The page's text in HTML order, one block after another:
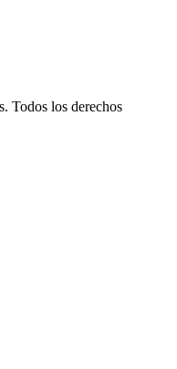
Todos los derechos